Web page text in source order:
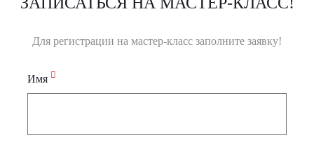
Для регистрации на мастер-класс заполните заявку!
Имя